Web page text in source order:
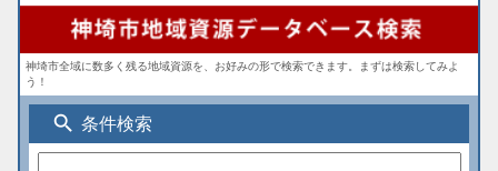
神埼市全域に数多く残る地域資源を、お好みの形で検索できます。まずは検索してみよ
う！
search 条件検索